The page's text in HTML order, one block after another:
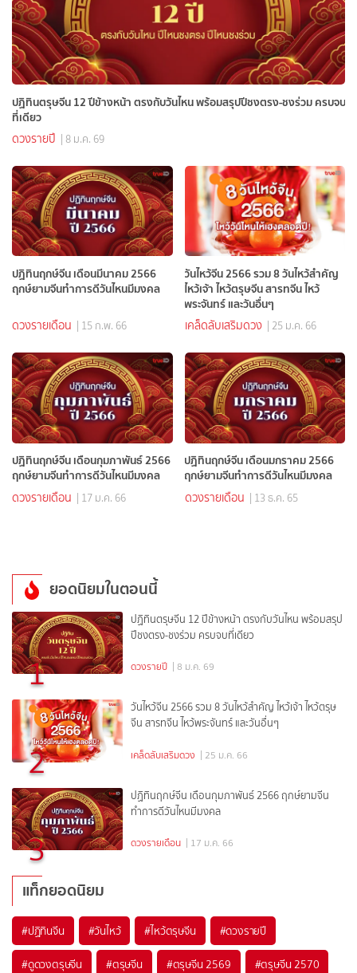
ปฏิทินตรุษจีน 12 ปีข้างหน้า ตรงกับวันไหน พร้อมสรุปปีชงตรง-ชงร่วม ครบจบ
ที่เดียว
ดวงรายปี | 8 ม.ค. 69
ปฏิทินฤกษ์จีน เดือนมีนาคม 2566
ฤกษ์ยามจีนทำการดีวันไหนมีมงคล
ดวงรายเดือน | 15 ก.พ. 66
วันไหว้จีน 2566 รวม 8 วันไหว้สำคัญ
ไหว้เจ้า ไหว้ตรุษจีน สารทจีน ไหว้
พระจันทร์ และวันอื่นๆ
เคล็ดลับเสริมดวง | 25 ม.ค. 66
ปฏิทินฤกษ์จีน เดือนกุมภาพันธ์ 2566
ฤกษ์ยามจีนทำการดีวันไหนมีมงคล
ดวงรายเดือน | 17 ม.ค. 66
ปฏิทินฤกษ์จีน เดือนมกราคม 2566
ฤกษ์ยามจีนทำการดีวันไหนมีมงคล
ดวงรายเดือน | 13 ธ.ค. 65
ยอดนิยมในตอนนี้
1
ปฏิทินตรุษจีน 12 ปีข้างหน้า ตรงกับวันไหน พร้อมสรุป
ปีชงตรง-ชงร่วม ครบจบที่เดียว
ดวงรายปี | 8 ม.ค. 69
2
วันไหว้จีน 2566 รวม 8 วันไหว้สำคัญ ไหว้เจ้า ไหว้ตรุษ
จีน สารทจีน ไหว้พระจันทร์ และวันอื่นๆ
เคล็ดลับเสริมดวง | 25 ม.ค. 66
3
ปฏิทินฤกษ์จีน เดือนกุมภาพันธ์ 2566 ฤกษ์ยามจีน
ทำการดีวันไหนมีมงคล
ดวงรายเดือน | 17 ม.ค. 66
แท็กยอดนิยม
#ปฏิทินจีน #วันไหว้ #ไหว้ตรุษจีน #ดวงรายปี
#ดูดวงตรุษจีน #ตรุษจีน #ตรุษจีน 2569 #ตรุษจีน 2570